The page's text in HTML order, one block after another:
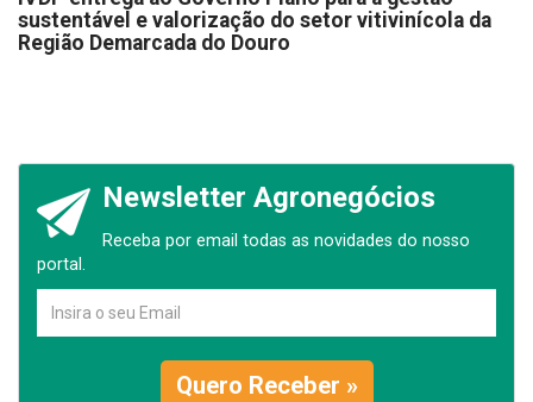
sustentável e valorização do setor vitivinícola da
Região Demarcada do Douro
Newsletter Agronegócios
Receba por email todas as novidades do nosso
portal.
Quero Receber »